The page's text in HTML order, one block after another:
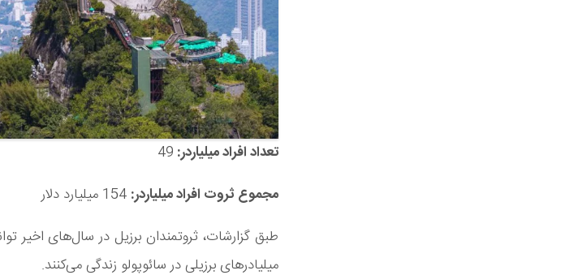
تعداد افراد میلیاردر: 49
مجموع ثروت افراد میلیاردر:
طبق گزارشات، ثروتمندان برزیل در سال‌های اخیر
میلیادرهای برزیلی در سائوپولو زندگی می‌کنند.